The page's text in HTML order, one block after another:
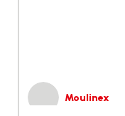
Moulinex